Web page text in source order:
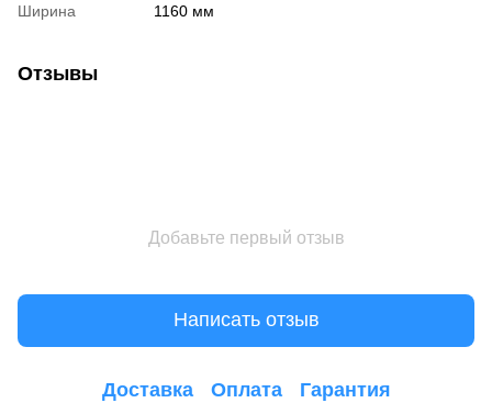
Ширина
1160 мм
Отзывы
Добавьте первый отзыв
Написать отзыв
Доставка Оплата Гарантия